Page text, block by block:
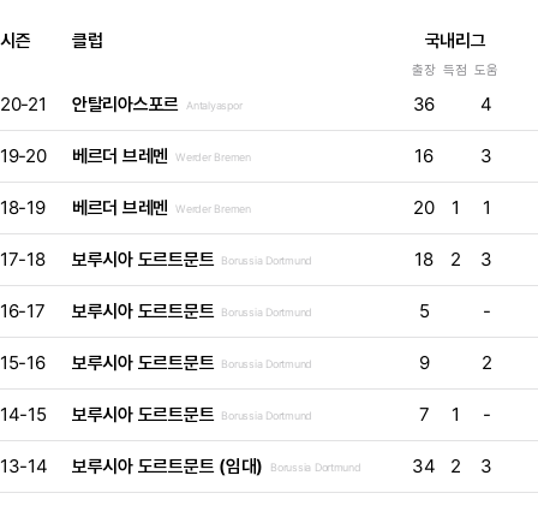
시즌 클럽 국내리그
출장 득점 도움
20-21 안탈리아스포르 Antalyaspor 36 4
19-20 베르더 브레멘 Werder Bremen 16 3
18-19 베르더 브레멘 Werder Bremen 20 1 1
17-18 보루시아 도르트문트 Borussia Dortmund 18 2 3
16-17 보루시아 도르트문트 Borussia Dortmund 5 -
15-16 보루시아 도르트문트 Borussia Dortmund 9 2
14-15 보루시아 도르트문트 Borussia Dortmund 7 1 -
13-14 보루시아 도르트문트 (임대) Borussia Dortmund 34 2 3